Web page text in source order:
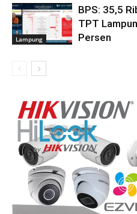
Lampung
BPS: 35,5
TPT
Persen